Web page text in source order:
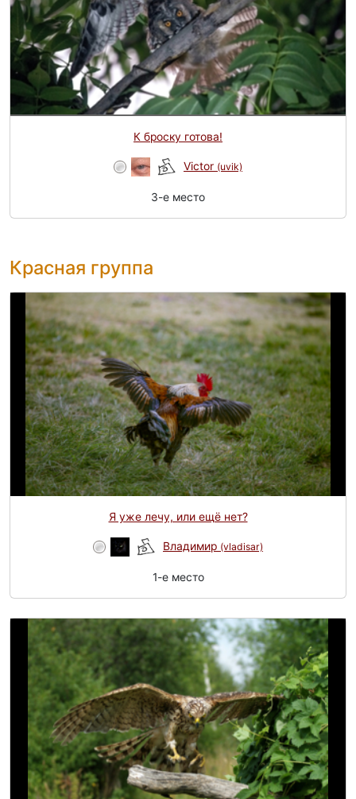
К броску готова!
Victor (uvik)
3-e место
Красная группа
Я уже лечу, или ещё нет?
Владимир (vladisar)
1-e место